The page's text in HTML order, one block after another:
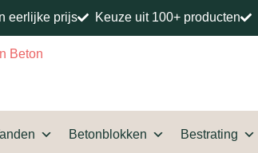
eerlijke prijs Keuze uit 100+ producten
Betonblokken Bestrating